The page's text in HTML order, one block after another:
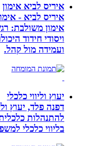
איריס לביא אימון
איריס לביא - אימון
אימון משולבת:
ויסודי חידוד
ועמידה מול קהל.
יעוץ וליווי כלכלי
דפנה פלד, יעוץ
בליווי כלכלי